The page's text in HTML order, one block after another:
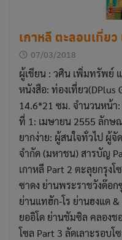
เกาหลี ตะลอนเที่ยว
07/03/2018
ผู้เขียน : วศิน เพิ่มทรัพย์
หนังสือ: ท่องเที่ยว(DPlus
14.6*21 ซม. จำนวนหน้
ที่ 1: เมษายน 2555 ลัก
ยากง่าย: ผู้สนใจทั่วไป ผู้
จำกัด (มหาชน) สารบัญ
เกาหลี Part 2 ตะลุยกรุง
ซาดง ย่านพระราชวังด๊อ
ย่านแทฮัก-โร ย่านฮงแด
ยออิโด ย่านชัมซิล คลองช
โซล Part 3 ลัดเลาะรอบโ